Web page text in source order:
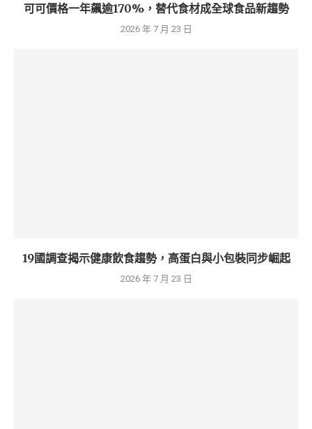
可可價格一年飆逾170%，替代食材成全球食品新趨勢
2026 年 7 月 23 日
19國調查揭示健康飲食趨勢，高蛋白與小包裝同步崛起
2026 年 7 月 23 日